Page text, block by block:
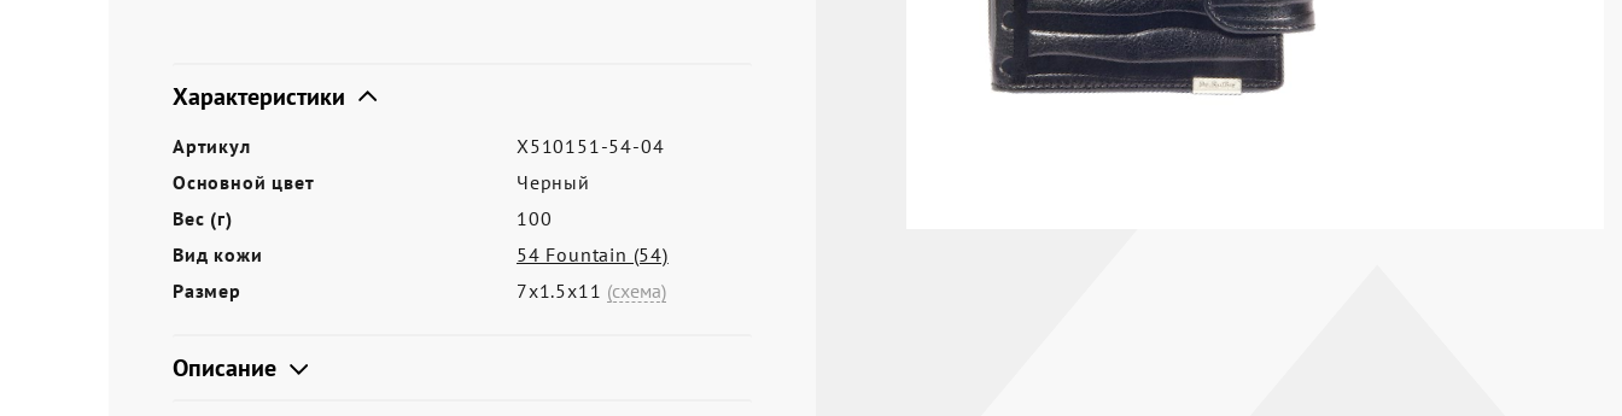
Характеристики
Артикул
X510151-54-04
Основной цвет
Черный
Вес (г)
100
Вид кожи
54 Fountain (54)
Размер
7х1.5х11 (схема)
Описание